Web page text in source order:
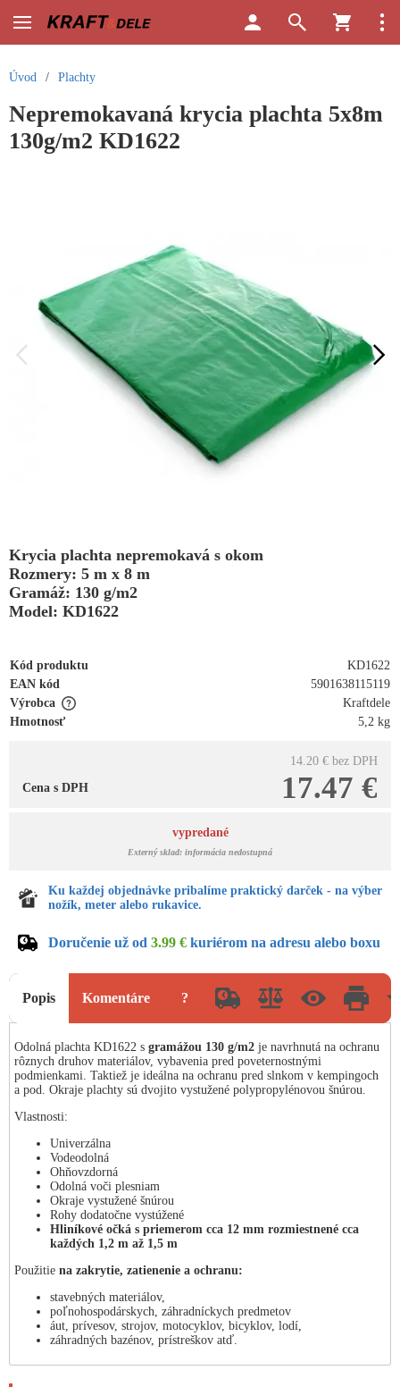
Úvod / Plachty
Nepremokavaná krycia plachta 5x8m
130g/m2 KD1622
Krycia plachta nepremokavá s okom
Rozmery: 5 m x 8 m
Gramáž: 130 g/m2
Model: KD1622
Kód produktu
KD1622
EAN kód
5901638115119
Výrobca
Kraftdele
Hmotnosť
5,2 kg
14.20 € bez DPH
17.47 €
Cena s DPH
vypredané
Externý sklad: informácia nedostupná
Ku každej objednávke pribalíme praktický darček - na výber
nožík, meter alebo rukavice.
Doručenie už od 3.99 € kuriérom na adresu alebo boxu
Popis Komentáre ?
Odolná plachta KD1622 s gramážou 130 g/m2 je navrhnutá na ochranu
rôznych druhov materiálov, vybavenia pred poveternostnými
podmienkami. Taktiež je ideálna na ochranu pred slnkom v kempingoch
a pod. Okraje plachty sú dvojito vystužené polypropylénovou šnúrou.
Vlastnosti:
Univerzálna
Vodeodolná
Ohňovzdorná
Odolná voči plesniam
Okraje vystužené šnúrou
Rohy dodatočne vystúžené
Hliníkové očká s priemerom cca 12 mm rozmiestnené cca
každých 1,2 m až 1,5 m
Použitie na zakrytie, zatienenie a ochranu:
stavebných materiálov,
poľnohospodárskych, záhradníckych predmetov
áut, prívesov, strojov, motocyklov, bicyklov, lodí,
záhradných bazénov, prístreškov atď.